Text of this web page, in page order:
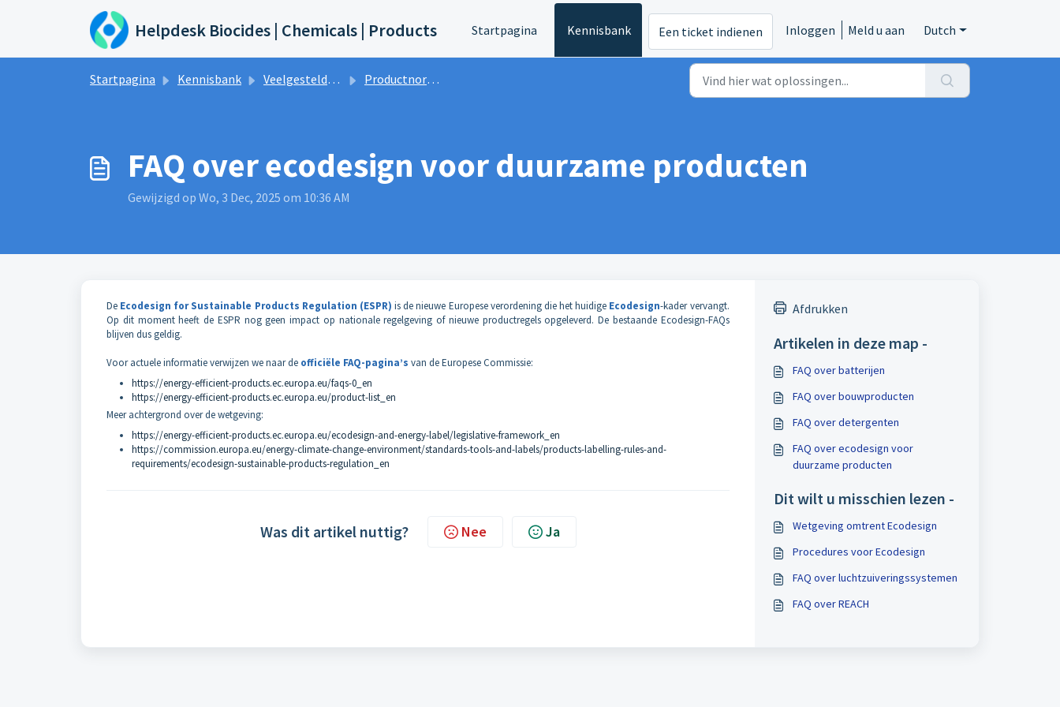
Doorgaan naar hoofdinhoud
Helpdesk Biocides | Chemicals | Products Startpagina Kennisbank Een ticket indienen Inloggen Meld u aan Dutch
Startpagina Kennisbank Veelgestelde vragen en antwoorden Productnormen
FAQ over ecodesign voor duurzame producten
Gewijzigd op Wo, 3 Dec, 2025 om 10:36 AM
De Ecodesign for Sustainable Products Regulation (ESPR) is de nieuwe Europese verordening die het huidige Ecodesign-kader vervangt.
Op dit moment heeft de ESPR nog geen impact op nationale regelgeving of nieuwe productregels opgeleverd. De bestaande Ecodesign-FAQs
blijven dus geldig.
Voor actuele informatie verwijzen we naar de officiële FAQ-pagina’s van de Europese Commissie:
https://energy-efficient-products.ec.europa.eu/faqs-0_en
https://energy-efficient-products.ec.europa.eu/product-list_en
Meer achtergrond over de wetgeving:
https://energy-efficient-products.ec.europa.eu/ecodesign-and-energy-label/legislative-framework_en
https://commission.europa.eu/energy-climate-change-environment/standards-tools-and-labels/products-labelling-rules-and-
requirements/ecodesign-sustainable-products-regulation_en
Was dit artikel nuttig? Nee Ja
Afdrukken
Artikelen in deze map -
FAQ over batterijen
FAQ over bouwproducten
FAQ over detergenten
FAQ over ecodesign voor
duurzame producten
Dit wilt u misschien lezen -
Wetgeving omtrent Ecodesign
Procedures voor Ecodesign
FAQ over luchtzuiveringssystemen
FAQ over REACH